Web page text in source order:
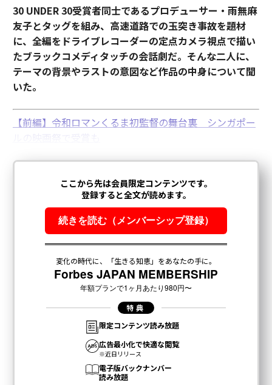
30 UNDER 30受賞者同士であるプロデューサー・雨無麻
友子とタッグを組み、高速道路での玉突き事故を題材
に、全編をドライブレコーダーの定点カメラ視点で描い
たブラックコメディタッチの会話劇だ。そんな二人に、
テーマの背景やラストの意図など作品の中身について聞
いた。
【前編】令和ロマンくるま初監督の舞台裏 シンガポー